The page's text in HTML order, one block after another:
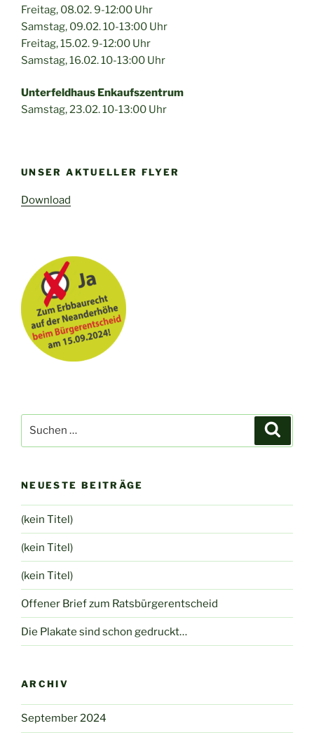
Freitag, 08.02. 9-12:00 Uhr
Samstag, 09.02. 10-13:00 Uhr
Freitag, 15.02. 9-12:00 Uhr
Samstag, 16.02. 10-13:00 Uhr
Unterfeldhaus Enkaufszentrum
Samstag, 23.02. 10-13:00 Uhr
UNSER AKTUELLER FLYER
Download
nach:
NEUESTE BEITRÄGE
(kein Titel)
(kein Titel)
(kein Titel)
Offener Brief zum Ratsbürgerentscheid
Die Plakate sind schon gedruckt…
ARCHIV
September 2024